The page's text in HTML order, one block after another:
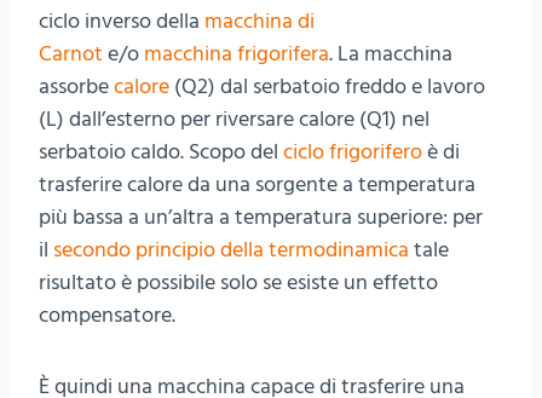
ciclo inverso della macchina di
Carnot e/o macchina frigorifera. La macchina
assorbecalore (Q2) dal serbatoio freddo e lavoro
(L) dall’esterno per riversare calore (Q1) nel
serbatoio caldo. Scopo del ciclo frigoriferoè di
trasferire calore da una sorgente a temperatura
più bassa a un’altra a temperatura superiore: per
il secondo principio della termodinamica tale
risultato è possibile solo se esiste un effetto
compensatore.
È quindi una macchina capace di trasferire una